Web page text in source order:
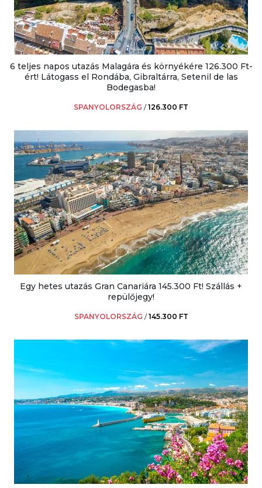
6 teljes napos utazás Malagára és környékére 126.300 Ft-
ért! Látogass el Rondába, Gibraltárra, Setenil de las
Bodegasba!
SPANYOLORSZÁG /126.300 FT
Egy hetes utazás Gran Canariára 145.300 Ft! Szállás +
repülőjegy!
SPANYOLORSZÁG /145.300 FT